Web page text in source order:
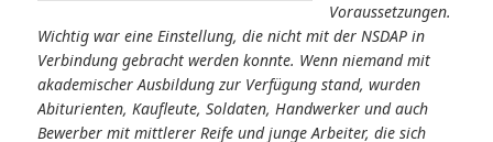
Voraussetzungen.
Wichtig war eine Einstellung, die nicht mit der NSDAP in
Verbindung gebracht werden konnte. Wenn niemand mit
akademischer Ausbildung zur Verfügung stand, wurden
Abiturienten, Kaufleute, Soldaten, Handwerker und auch
Bewerber mit mittlerer Reife und junge Arbeiter, die sich